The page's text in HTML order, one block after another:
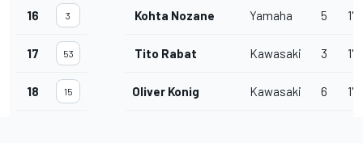
16 3 Kohta Nozane Yamaha 5
17 53 Tito Rabat Kawasaki 3
18 15 Oliver Konig Kawasaki 6